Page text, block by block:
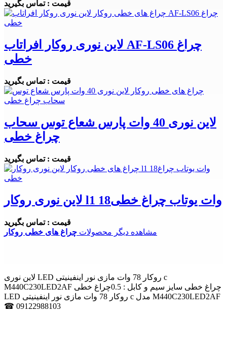
قیمت : تماس بگیرید
لاین نوری روکار افراتاب AF-LS06 چراغ
خطی
قیمت : تماس بگیرید
لاین نوری 40 وات پارس شعاع توس سحاب
چراغ خطی
قیمت : تماس بگیرید
لاین نوری روکار l1 18وات یوتاب چراغ خطی
قیمت : تماس بگیرید
مشاهده دیگر محصولات چراغ های خطی روکار
لاین نوری LED روکار 78 وات مازی نور اینفینیتی c
M440C230LED2AF چراغ خطی سایز سیم و کابل : 0.5چراغ خطی
LED روکار 78 وات مازی نور اینفینیتی c مدل M440C230LED2AF
☎ 09122988103